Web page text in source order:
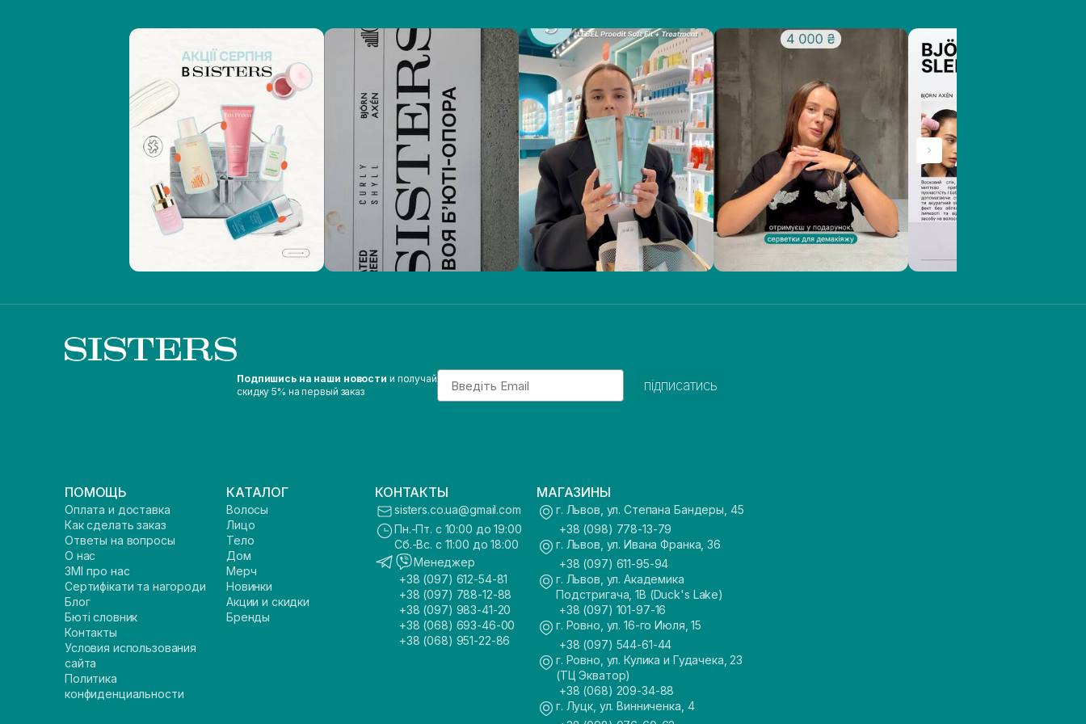
Подпишись на наши новости и получай
скидку 5% на первый заказ
Email
підписатись
ПОМОЩЬ
Оплата и доставка
Как сделать заказ
Ответы на вопросы
О нас
ЗМІ про нас
Сертифікати та нагороди
Блог
Бюті словник
Контакты
Условия использования
сайта
Политика
конфиденциальности
КАТАЛОГ
Волосы
Лицо
Тело
Дом
Мерч
Новинки
Акции и скидки
Бренды
КОНТАКТЫ
sisters.co.ua@gmail.com
Пн.-Пт. с 10:00 до 19:00
Сб.-Вс. с 11:00 до 18:00
Менеджер
+38 (097) 612-54-81
+38 (097) 788-12-88
+38 (097) 983-41-20
+38 (068) 693-46-00
+38 (068) 951-22-86
МАГАЗИНЫ
г. Львов, ул. Степана Бандеры, 45
+38 (098) 778-13-79
г. Львов, ул. Ивана Франка, 36
+38 (097) 611-95-94
г. Львов, ул. Академика
Подстригача, 1В (Duck's Lake)
+38 (097) 101-97-16
г. Ровно, ул. 16-го Июля, 15
+38 (097) 544-61-44
г. Ровно, ул. Кулика и Гудачека, 23
(ТЦ Экватор)
+38 (068) 209-34-88
г. Луцк, ул. Винниченка, 4